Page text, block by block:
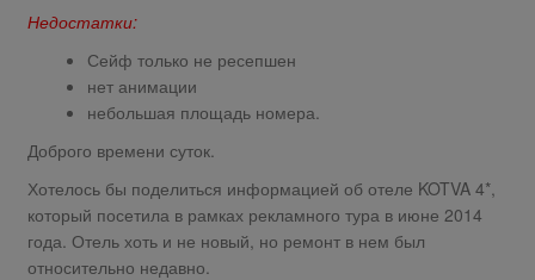
Недостатки:
Сейф только не ресепшен
нет анимации
небольшая площадь номера.
Доброго времени суток.
Хотелось бы поделиться информацией об отеле KOTVA 4*,
который посетила в рамках рекламного тура в июне 2014
года. Отель хоть и не новый, но ремонт в нем был
относительно недавно.